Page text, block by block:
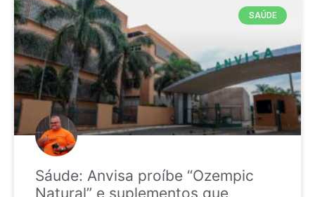
SAÚDE
Sáude: Anvisa proíbe “Ozempic
Natural” e suplementos que